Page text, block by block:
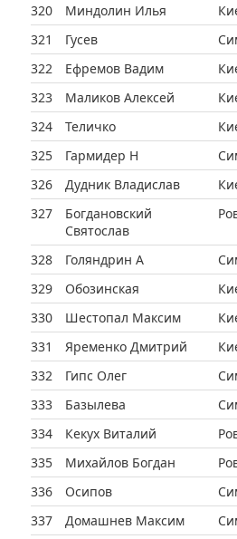
320
Миндолин Илья
321
Гусев
322
Ефремов Вадим
323
Маликов Алексей
324
Теличко
325
Гармидер Н
326
Дудник Владислав
327
Богдановский
Святослав
328 Голяндрин А
329
Обозинская
330
Шестопал Максим
331
Яременко Дмитрий
332
Гипс Олег
333
Базылева
334
Кекух Виталий
335
Михайлов Богдан
336
Осипов
337
Домашнев Максим